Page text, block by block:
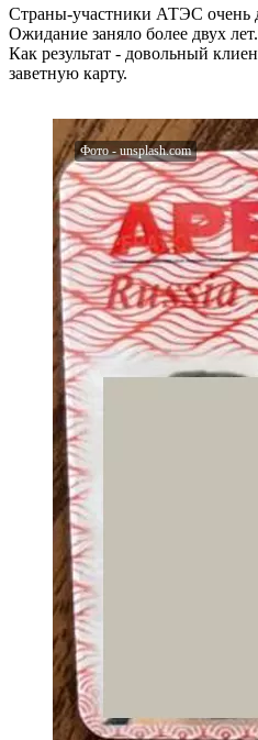
Страны-участники АТЭС очень
Ожидание заняло более двух
Как результат - довольный
заветную карту.